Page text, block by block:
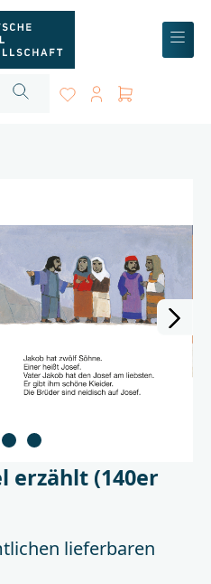
erzählt (140er
lieferbaren